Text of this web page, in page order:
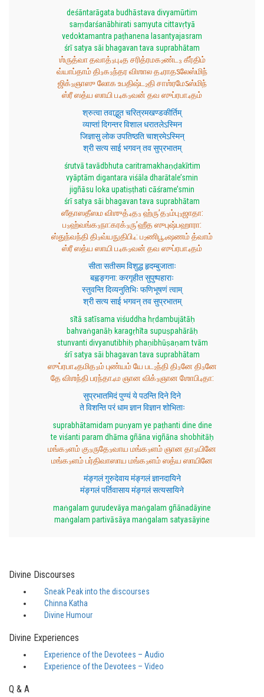
deśāntarāgata budhāstava divyamūrtim
saṃdarśanābhirati samyuta cittavṛtyā
vedoktamantra paṭhanena lasantyajasram
śrī satya sāi bhagavan tava suprabhātam
ஶ்ருத்வா தவாத்₃பு₄த சரித்ரமக₂ண்ட₃ கீர்திம்
வ்யாப்தாம் தி₃க₃ந்தர விஶால த₄ராதऽலேஸ்மிந்
ஜிக்₃ஞாஸு லோக உபதிஷ்ட₂தி சாஶ்ரமேऽஸ்மிந்
ஸ்ரீ ஸத்ய ஸாயி ப₄க₃வன் தவ ஸுப்ரபா₄தம்
श्रुत्वा तवाद्भुत चरित्रमखण्डकीर्तिम्
व्याप्तां दिगन्तर विशाल धरातलेऽस्मिन
जिज्ञासु लोक उपतिष्ठति चाश्रमेऽस्मिन्
श्री सत्य साई भगवन् तव सुप्रभातम्
śrutvā tavādbhuta caritramakhaṇḍakīrtim
vyāptām digantara viśāla dharātale’smin
jigñāsu loka upatiṣṭhati cāśrame’smin
śrī satya sāi bhagavan tava suprabhātam
ஸீதாஸதீஸம விஶுத்₄த₃ ஹ்ரு’த₃ம்பு₃ஜாதா:
ப₃ஹ்வங்க₃நா:கரக்₃ரு’ஹீத ஸுபுஷ்பஹாரா:
ஸ்துந்வந்தி தி₃வ்யநுதிபி₄: ப₂ணிபூ₄ஷணம் த்வாம்
ஸ்ரீ ஸத்ய ஸாயி ப₄க₃வன் தவ ஸுப்ரபா₄தம்
सीता सतीसम विशुद्ध हृदम्बुजाताः
बह्वङ्गना: करगृहीत सुपुष्पहाराः
स्तुवन्ति दिव्यनुतिभिः फणिभूषणं त्वाम्
श्री सत्य साई भगवन् तव सुप्रभातम्
sītā satīsama viśuddha hṛdambujātāḥ
bahvaṅganāḥ karagṛhīta supuṣpahārāḥ
stunvanti divyanutibhiḥ phaṇibhūṣaṇam tvām
śrī satya sāi bhagavan tava suprabhātam
ஸுப்ரபா₄தமித₃ம் புண்யம் யே பட₂ந்தி தி₃னே தி₃னே
தே விஶந்தி பரந்தா₄ம ஞான விக்₃ஞான ஶோபி₄தா:
सुप्रभातमिदं पुण्यं ये पठन्ति दिने दिने
ते विशन्ति परं धाम ज्ञान विज्ञान शोभिताः
suprabhātamidam puṇyam ye paṭhanti dine dine
te viśanti param dhāma gñāna vigñāna shobhitāḥ
மங்க₃ளம் கு₃ருதே₃வாய மங்க₃ளம் ஞான தா₃யினே
மங்க₃ளம் பர்திவாஸாய மங்க₃ளம் ஸத்ய ஸாயினே
मंङ्गलं गुरुदेवाय मंङ्गलं ज्ञानदायिने
मंङ्गलं पर्तिवासाय मंङ्गलं सत्यसायिने
maṅgalam gurudevāya maṅgalam gñānadāyine
maṅgalam partivāsāya maṅgalam satyasāyine
Divine Discourses
Sneak Peak into the discourses
Chinna Katha
Divine Humour
Divine Experiences
Experience of the Devotees – Audio
Experience of the Devotees – Video
Q & A